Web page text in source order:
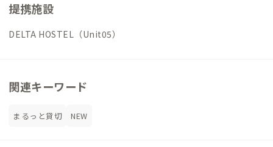
提携施設
DELTA HOSTEL（Unit05）
関連キーワード
まるっと貸切 NEW